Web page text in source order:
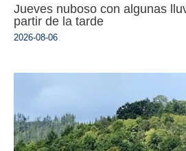
Jueves nuboso con algunas
partir de la tarde
2026-08-06